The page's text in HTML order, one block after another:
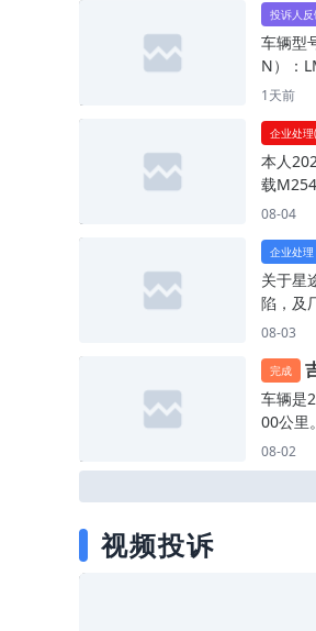
制，
电，充
驶中途
存在道
主，
第一任
均在奇
站检测
原因，
并非由
馈生成
决。我
用汽车
免费质
保，请
明。3
工作日
普通客
投诉人
突发
车辆型
N）：
期：
车辆
车速约
动力系
法继续
底盘下
经品牌
障根源
动电机
降。整
动力输
式在小
汽车投
同款故
致，
非个案
1天前
企业处
轴位
店需
本人
载
养，无
将车
进气凸
万元维
式故障
0-P-
螺栓内
中易脱
重故障
应技
服务政
08-04
企业处理
严重
修无效
关于星
陷，及
星途汽
主，
对这款
但现实
的噩梦
醒广
08-03
完成
断裂
车辆是
00公里
裂，4S
自己自
这个
08-02
视频投诉